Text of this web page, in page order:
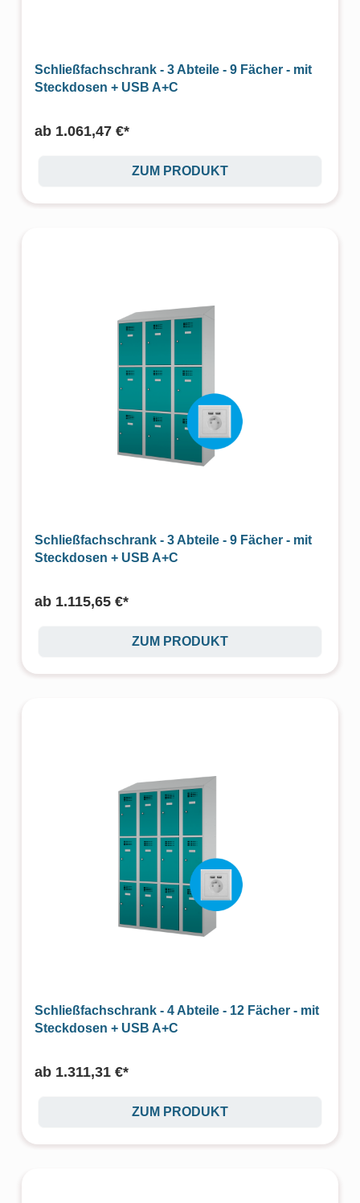
Schließfachschrank - 3 Abteile - 9 Fächer - mit
Steckdosen + USB A+C
ab 1.061,47 €*
ZUM PRODUKT
Schließfachschrank - 3 Abteile - 9 Fächer - mit
Steckdosen + USB A+C
ab 1.115,65 €*
ZUM PRODUKT
Schließfachschrank - 4 Abteile - 12 Fächer - mit
Steckdosen + USB A+C
ab 1.311,31 €*
ZUM PRODUKT